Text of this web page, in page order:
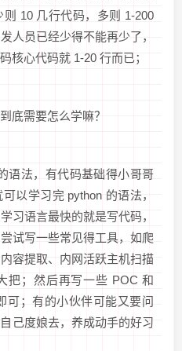
10 几行代码，多则 1-200
人员已经少得不能再少了，
核心代码就 1-20 行而已；
底需要怎么学嘛？
语法，有代码基础得小哥哥
以学习完 python 的语法，
习语言最快的就是写代码，
试写一些常见得工具，如爬
容提取、内网活跃主机扫描
把；然后再写一些 POC 和
可；有的小伙伴可能又要问
己度娘去，养成动手的好习